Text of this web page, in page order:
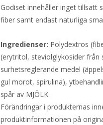
Godiset innehåller inget tillsatt
fiber samt endast naturliga
Ingredienser: Polydextros
(erytritol, steviolglykosider
surhetsreglerande medel
gul morot, spirulina),
spår av MJÖLK.
Förändringar i produkternas
produktinformationen på